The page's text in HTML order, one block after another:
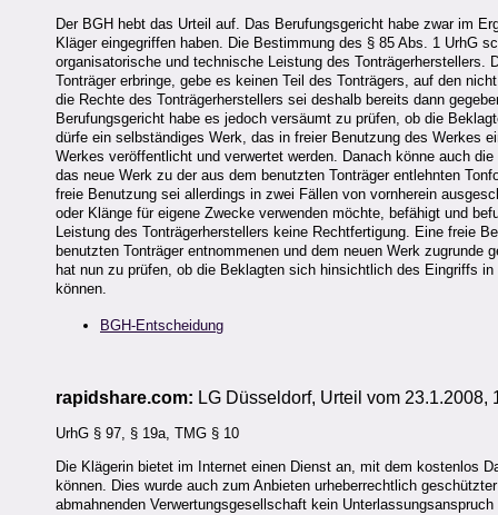
Der BGH hebt das Urteil auf. Das Berufungsgericht habe zwar im
Kläger eingegriffen haben. Die Bestimmung des § 85 Abs. 1 UrhG
organisatorische und technische Leistung des Tonträgerherstellers.
Tonträger erbringe, gebe es keinen Teil des Tonträgers, auf den
die Rechte des Tonträgerherstellers sei deshalb bereits dann
Berufungsgericht habe es jedoch versäumt zu prüfen, ob die
dürfe ein selbständiges Werk, das in freier Benutzung des Werkes
Werkes veröffentlicht und verwertet werden. Danach könne auch
das neue Werk zu der aus dem benutzten Tonträger entlehnten
freie Benutzung sei allerdings in zwei Fällen von vornherein
oder Klänge für eigene Zwecke verwenden möchte, befähigt und
Leistung des Tonträgerherstellers keine Rechtfertigung. Eine freie
benutzten Tonträger entnommenen und dem neuen Werk
hat nun zu prüfen, ob die Beklagten sich hinsichtlich des Eingriffs
können.
BGH-Entscheidung
rapidshare.com: LG Düsseldorf, Urteil vom 23.1.2008,
UrhG § 97, § 19a, TMG § 10
Die Klägerin bietet im Internet einen Dienst an, mit dem kostenlos
können. Dies wurde auch zum Anbieten urheberrechtlich
abmahnenden Verwertungsgesellschaft kein